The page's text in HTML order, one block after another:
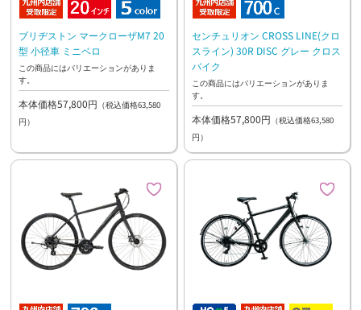
ブリヂストン マークローザM7 20
型 小径車 ミニベロ
この商品にはバリエーションがありま
す。
本体価格57,800円 （税込価格63,580
円）
センチュリオン CROSS LINE(クロ
スライン) 30R DISC グレー クロス
バイク
この商品にはバリエーションがありま
す。
本体価格57,800円 （税込価格63,580
円）